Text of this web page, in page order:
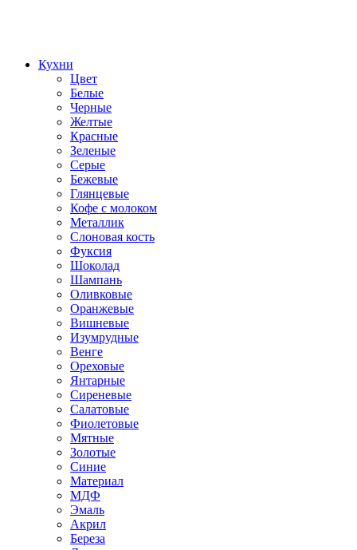
Кухни
Цвет
Белые
Черные
Желтые
Красные
Зеленые
Серые
Бежевые
Глянцевые
Кофе с молоком
Металлик
Слоновая кость
Фуксия
Шоколад
Шампань
Оливковые
Оранжевые
Вишневые
Изумрудные
Венге
Ореховые
Янтарные
Сиреневые
Салатовые
Фиолетовые
Мятные
Золотые
Синие
Материал
МДФ
Эмаль
Акрил
Береза